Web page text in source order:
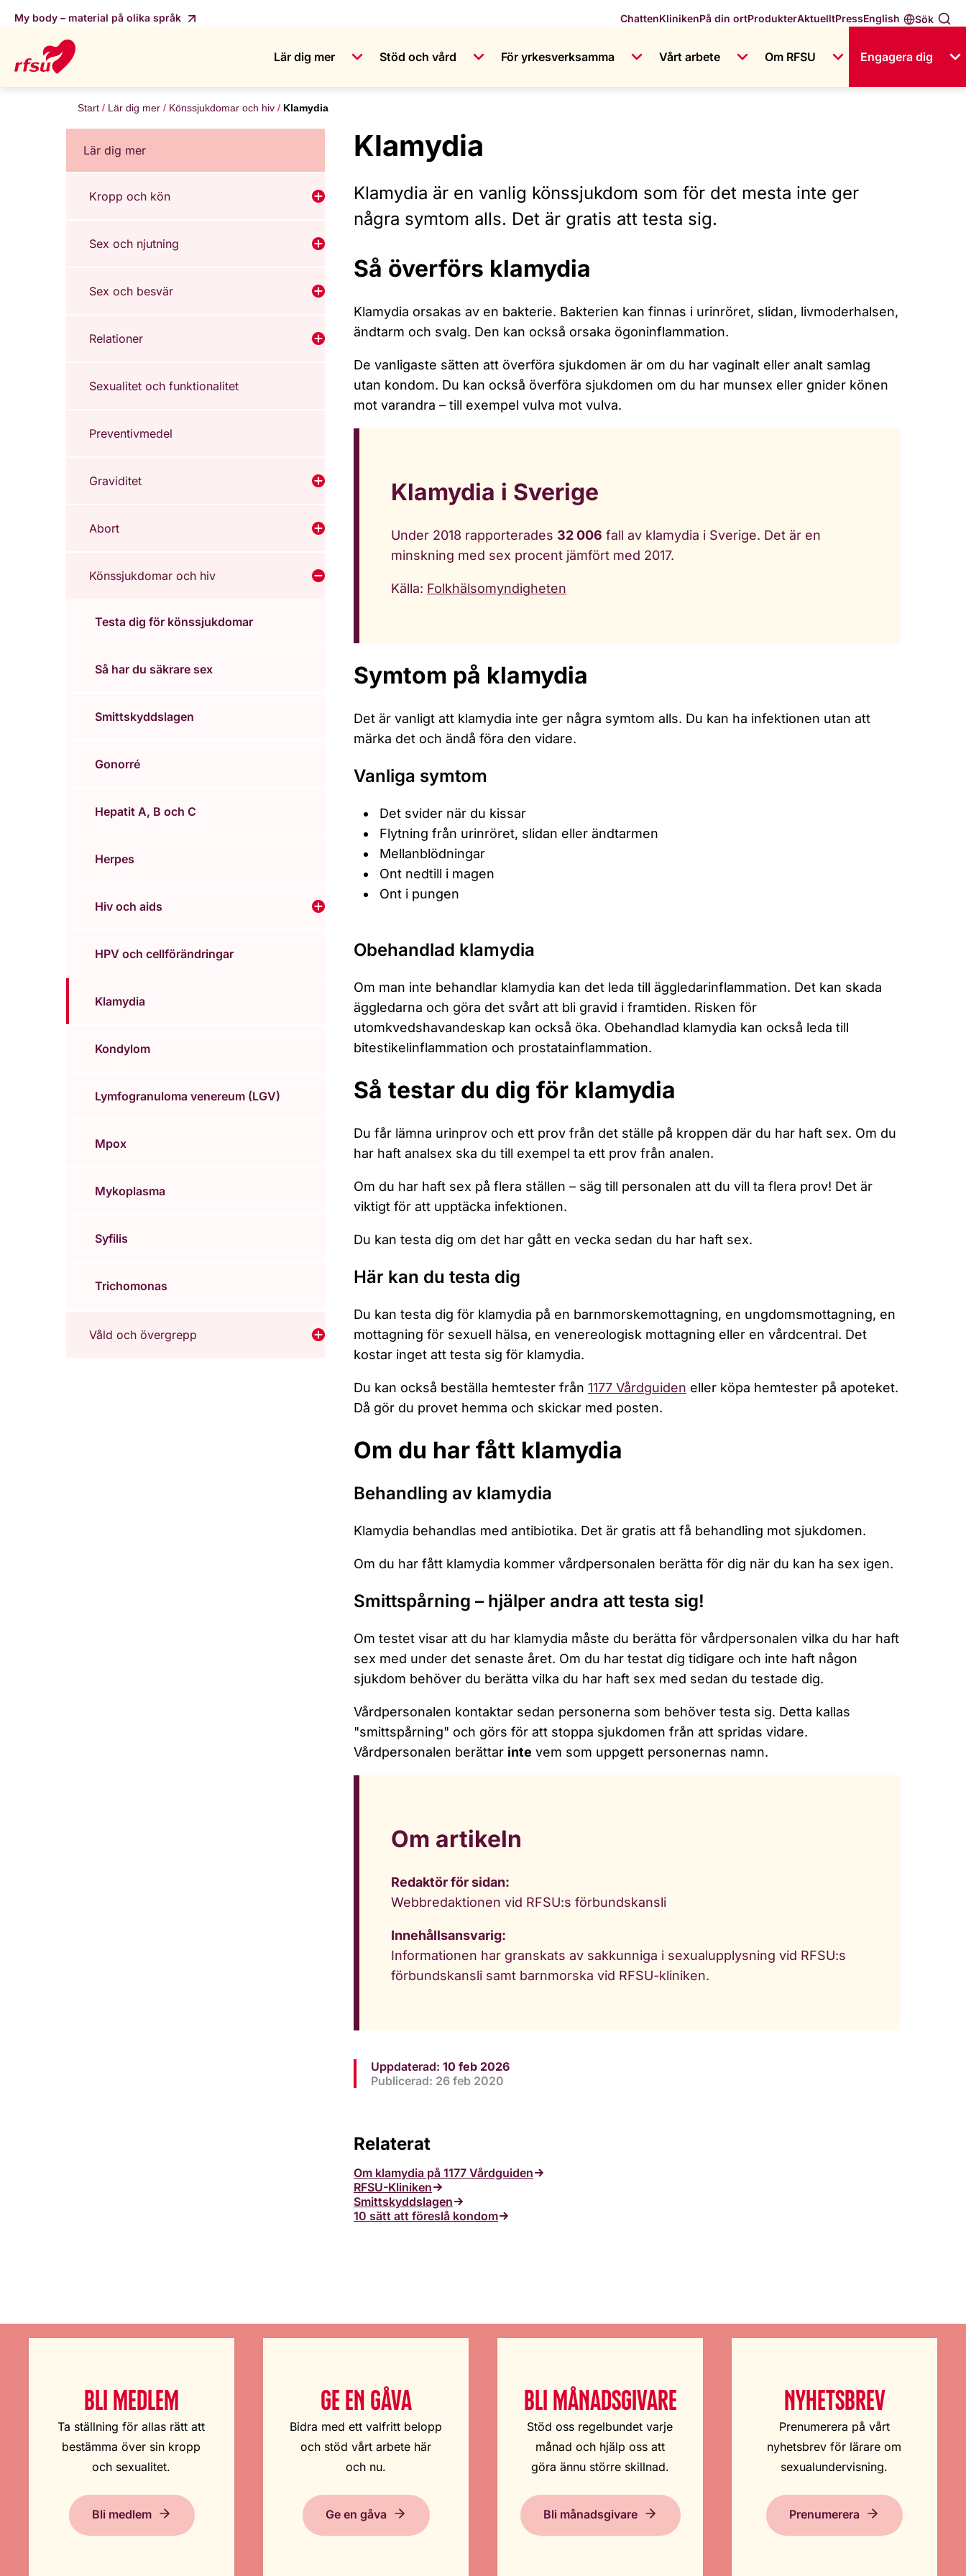
My body – material på olika språk Sök
English
ChattenKlinikenPå din ortProdukterAktuelltPress
Lär dig mer Stöd och vård För yrkesverksamma Vårt arbete Om RFSU Engagera dig
Start Lär dig mer Könssjukdomar och hiv Klamydia
Lär dig mer
Kropp och kön Visa undermeny för Kropp och kön
Sex och njutning Visa undermeny för Sex och njutning
Sex och besvär Visa undermeny för Sex och besvär
Relationer Visa undermeny för Relationer
Sexualitet och funktionalitet
Preventivmedel
Graviditet Visa undermeny för Graviditet
Abort Visa undermeny för Abort
Könssjukdomar och hiv Visa undermeny för Könssjukdomar och hiv
Testa dig för könssjukdomar
Så har du säkrare sex
Smittskyddslagen
Gonorré
Hepatit A, B och C
Herpes
Hiv och aids Visa undermeny för Hiv och aids
HPV och cellförändringar
Klamydia
Kondylom
Lymfogranuloma venereum (LGV)
Mpox
Mykoplasma
Syfilis
Trichomonas
Våld och övergrepp Visa undermeny för Våld och övergrepp
Klamydia
Klamydia är en vanlig könssjukdom som för det mesta inte ger
några symtom alls. Det är gratis att testa sig.
Så överförs klamydia
Klamydia orsakas av en bakterie. Bakterien kan finnas i urinröret, slidan, livmoderhalsen,
ändtarm och svalg. Den kan också orsaka ögoninflammation.
De vanligaste sätten att överföra sjukdomen är om du har vaginalt eller analt samlag
utan kondom. Du kan också överföra sjukdomen om du har munsex eller gnider könen
mot varandra – till exempel vulva mot vulva.
Klamydia i Sverige
Under 2018 rapporterades 32 006 fall av klamydia i Sverige. Det är en
minskning med sex procent jämfört med 2017.
Källa: Folkhälsomyndigheten
Symtom på klamydia
Det är vanligt att klamydia inte ger några symtom alls. Du kan ha infektionen utan att
märka det och ändå föra den vidare.
Vanliga symtom
Det svider när du kissar
Flytning från urinröret, slidan eller ändtarmen
Mellanblödningar
Ont nedtill i magen
Ont i pungen
Obehandlad klamydia
Om man inte behandlar klamydia kan det leda till äggledarinflammation. Det kan skada
äggledarna och göra det svårt att bli gravid i framtiden. Risken för
utomkvedshavandeskap kan också öka. Obehandlad klamydia kan också leda till
bitestikelinflammation och prostatainflammation.
Så testar du dig för klamydia
Du får lämna urinprov och ett prov från det ställe på kroppen där du har haft sex. Om du
har haft analsex ska du till exempel ta ett prov från analen.
Om du har haft sex på flera ställen – säg till personalen att du vill ta flera prov! Det är
viktigt för att upptäcka infektionen.
Du kan testa dig om det har gått en vecka sedan du har haft sex.
Här kan du testa dig
Du kan testa dig för klamydia på en barnmorskemottagning, en ungdomsmottagning, en
mottagning för sexuell hälsa, en venereologisk mottagning eller en vårdcentral. Det
kostar inget att testa sig för klamydia.
Du kan också beställa hemtester från 1177 Vårdguiden eller köpa hemtester på apoteket.
Då gör du provet hemma och skickar med posten.
Om du har fått klamydia
Behandling av klamydia
Klamydia behandlas med antibiotika. Det är gratis att få behandling mot sjukdomen.
Om du har fått klamydia kommer vårdpersonalen berätta för dig när du kan ha sex igen.
Smittspårning – hjälper andra att testa sig!
Om testet visar att du har klamydia måste du berätta för vårdpersonalen vilka du har haft
sex med under det senaste året. Om du har testat dig tidigare och inte haft någon
sjukdom behöver du berätta vilka du har haft sex med sedan du testade dig.
Vårdpersonalen kontaktar sedan personerna som behöver testa sig. Detta kallas
"smittspårning" och görs för att stoppa sjukdomen från att spridas vidare.
Vårdpersonalen berättar inte vem som uppgett personernas namn.
Om artikeln
Redaktör för sidan:
Webbredaktionen vid RFSU:s förbundskansli
Innehållsansvarig:
Informationen har granskats av sakkunniga i sexualupplysning vid RFSU:s
förbundskansli samt barnmorska vid RFSU-kliniken.
Uppdaterad: 10 feb 2026
Publicerad: 26 feb 2020
Relaterat
Om klamydia på 1177 Vårdguiden
RFSU-Kliniken
Smittskyddslagen
10 sätt att föreslå kondom
BLI MEDLEM
Ta ställning för allas rätt att
bestämma över sin kropp
och sexualitet.
Bli medlem
GE EN GÅVA
Bidra med ett valfritt belopp
och stöd vårt arbete här
och nu.
Ge en gåva
BLI MÅNADSGIVARE
Stöd oss regelbundet varje
månad och hjälp oss att
göra ännu större skillnad.
Bli månadsgivare
NYHETSBREV
Prenumerera på vårt
nyhetsbrev för lärare om
sexualundervisning.
Prenumerera